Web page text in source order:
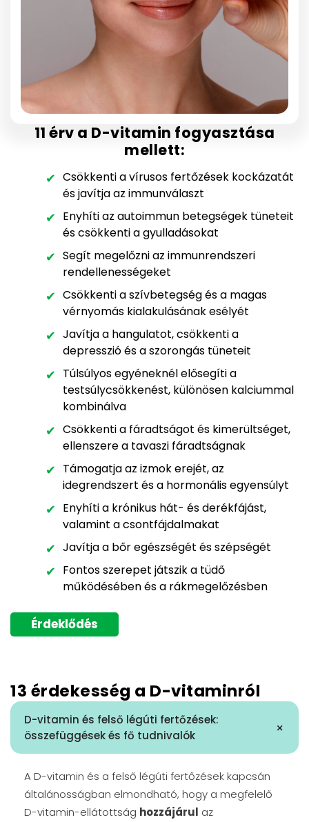
11 érv a D-vitamin fogyasztása
mellett:
Csökkenti a vírusos fertőzések kockázatát
és javítja az immunválaszt
Enyhíti az autoimmun betegségek tüneteit
és csökkenti a gyulladásokat
Segít megelőzni az immunrendszeri
rendellenességeket
Csökkenti a szívbetegség és a magas
vérnyomás kialakulásának esélyét
Javítja a hangulatot, csökkenti a
depresszió és a szorongás tüneteit
Túlsúlyos egyéneknél elősegíti a
testsúlycsökkenést, különösen kalciummal
kombinálva
Csökkenti a fáradtságot és kimerültséget,
ellenszere a tavaszi fáradtságnak
Támogatja az izmok erejét, az
idegrendszert és a hormonális egyensúlyt
Enyhíti a krónikus hát- és derékfájást,
valamint a csontfájdalmakat
Javítja a bőr egészségét és szépségét
Fontos szerepet játszik a tüdő
működésében és a rákmegelőzésben
Érdeklődés
13 érdekesség a D-vitaminról
D-vitamin és felső légúti fertőzések:
összefüggések és fő tudnivalók
+
A D-vitamin és a felső légúti fertőzések kapcsán
általánosságban elmondható, hogy a megfelelő
D-vitamin-ellátottság hozzájárul az